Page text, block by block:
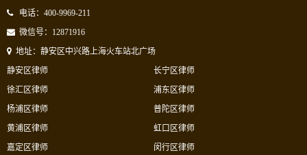
电话：400-9969-211
微信号：12871916
地址：静安区中兴路上海火车站北广场
静安区律师
徐汇区律师
杨浦区律师
黄浦区律师
长宁区律师
浦东区律师
普陀区律师
虹口区律师
嘉定区律师
闵行区律师